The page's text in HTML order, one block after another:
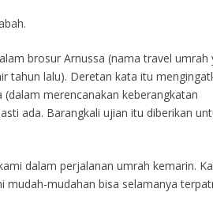
brosur Arnussa (nama travel umrah
tahun lalu). Deretan kata itu
merencanakan keberangkatan
ada. Barangkali ujian itu diberikan
dalam perjalanan umrah kemarin.
mudahan bisa selamanya